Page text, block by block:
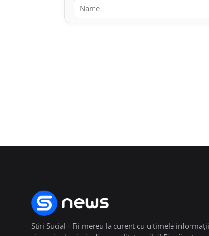
Stiri Sucial - Fii mereu la curent cu ultimele informații